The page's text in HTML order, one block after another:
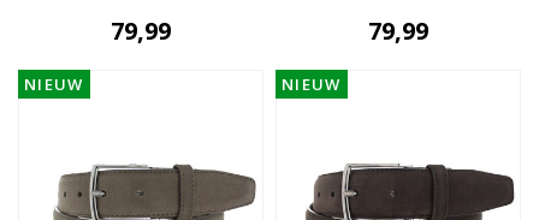
79,99 79,99
NIEUW NIEUW